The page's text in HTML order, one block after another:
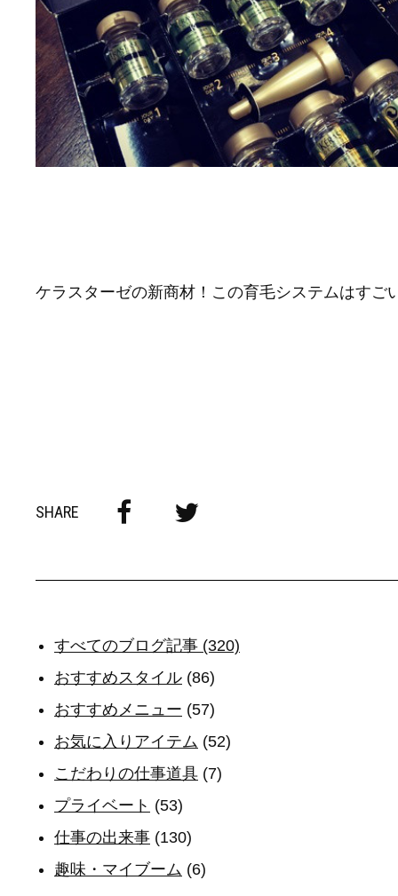
ケラスターゼの新商材！この育毛システムはすご
SHARE
すべてのブログ記事 (320)
おすすめスタイル (86)
おすすめメニュー (57)
お気に入りアイテム (52)
こだわりの仕事道具 (7)
プライベート (53)
仕事の出来事 (130)
趣味・マイブーム (6)